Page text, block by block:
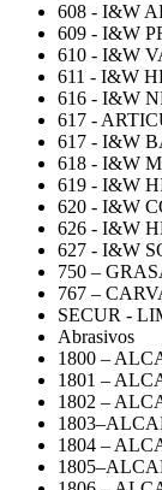
608 - I&W
609 - I&W
610 - I&W
611 - I&W
616 - I&W
617 -
617 - I&W
618 - I&W
619 - I&W
620 - I&W
626 - I&W
627 - I&W
750 –
767 –
SECUR -
Abrasivos
1800 –
1801 –
1802 –
1804 –